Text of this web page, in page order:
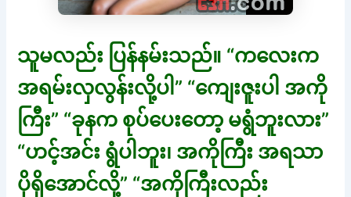
သူမလည်း ပြန်နမ်းသည်။ “ကလေးက
အရမ်းလှလွန်းလို့ပါ” “ကျေးဇူးပါ အကို
ကြီး” “ခုနက စုပ်ပေးတော့ မရွံဘူးလား”
“ဟင့်အင်း ရွံပါဘူး၊ အကိုကြီး အရသာ
ပိုရှိအောင်လို့” “အကိုကြီးလည်း